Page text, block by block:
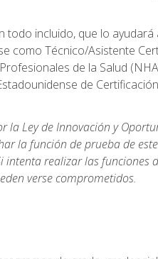
incluido, que lo
como Técnico/Asistente
de la Salud
de
la Ley de Innovación y
la función de prueba de
realizar las funciones
verse comprometidos.